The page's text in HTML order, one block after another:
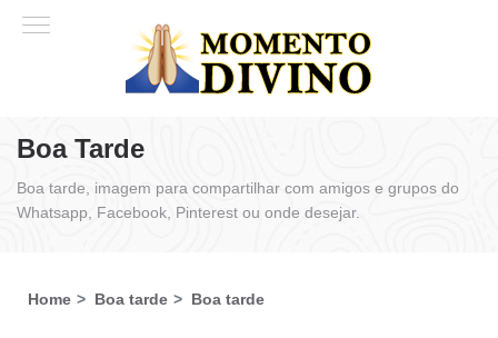
Boa Tarde
Boa tarde, imagem para compartilhar com amigos e grupos do
Whatsapp, Facebook, Pinterest ou onde desejar.
Home Boa tarde Boa tarde